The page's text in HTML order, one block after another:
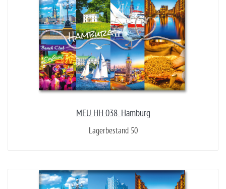
MEU HH 038. Hamburg
Lagerbestand 50